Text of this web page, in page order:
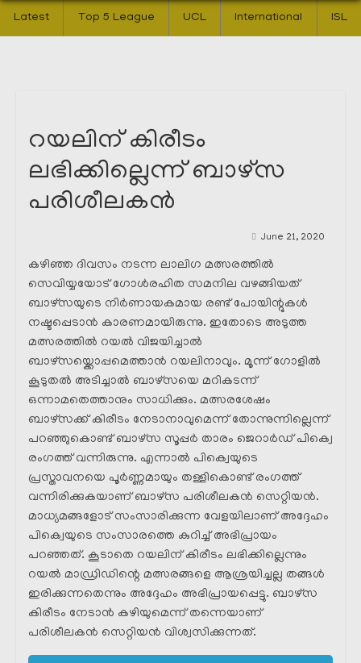
Latest Top 5 League UCL International ISL
റയലിന് കിരീടം
ലഭിക്കില്ലെന്ന് ബാഴ്സ
പരിശീലകൻ
June 21, 2020
കഴിഞ്ഞ ദിവസം നടന്ന ലാലിഗ മത്സരത്തിൽ
സെവിയ്യയോട് ഗോൾരഹിത സമനില വഴങ്ങിയത്
ബാഴ്സയുടെ നിർണായകമായ രണ്ട് പോയിന്റുകൾ
നഷ്ടപ്പെടാൻ കാരണമായിരുന്നു. ഇതോടെ അടുത്ത
മത്സരത്തിൽ റയൽ വിജയിച്ചാൽ
ബാഴ്സയ്ക്കൊപ്പമെത്താൻ റയലിനാവും. മൂന്ന് ഗോളിൽ
കൂടുതൽ അടിച്ചാൽ ബാഴ്സയെ മറികടന്ന്
ഒന്നാമതെത്താനും സാധിക്കും. മത്സരശേഷം
ബാഴ്സക്ക് കിരീടം നേടാനാവുമെന്ന് തോന്നുന്നില്ലെന്ന്
പറഞ്ഞുകൊണ്ട് ബാഴ്സ സൂപ്പർ താരം ജെറാർഡ് പിക്വെ
രംഗത്ത് വന്നിരുന്നു. എന്നാൽ പിക്വെയുടെ
പ്രസ്താവനയെ പൂർണ്ണമായും തള്ളികൊണ്ട് രംഗത്ത്
വന്നിരിക്കുകയാണ് ബാഴ്സ പരിശീലകൻ സെറ്റിയൻ.
മാധ്യമങ്ങളോട് സംസാരിക്കുന്ന വേളയിലാണ് അദ്ദേഹം
പിക്വെയുടെ സംസാരത്തെ കുറിച്ച് അഭിപ്രായം
പറഞ്ഞത്. കൂടാതെ റയലിന് കിരീടം ലഭിക്കില്ലെന്നും
റയൽ മാഡ്രിഡിന്റെ മത്സരങ്ങളെ ആശ്രയിച്ചല്ല തങ്ങൾ
ഇരിക്കുന്നതെന്നും അദ്ദേഹം അഭിപ്രായപ്പെട്ടു. ബാഴ്സ
കിരീടം നേടാൻ കഴിയുമെന്ന് തന്നെയാണ്
പരിശീലകൻ സെറ്റിയൻ വിശ്വസിക്കുന്നത്.